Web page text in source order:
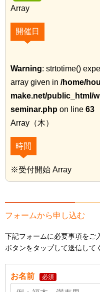
Array
開催日
Warning: strtotime()
array given in /home/
make.net/public_html/
seminar.php on line 63
Array（木）
時間
※受付開始 Array
フォームから申し込む
下記フォームに必要事項をご
ボタンをタップして送信して
お名前 必須